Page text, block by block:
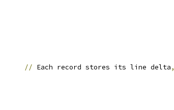
// Each record stores its line delta,